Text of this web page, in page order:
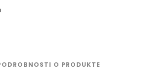
O PRODUKTE